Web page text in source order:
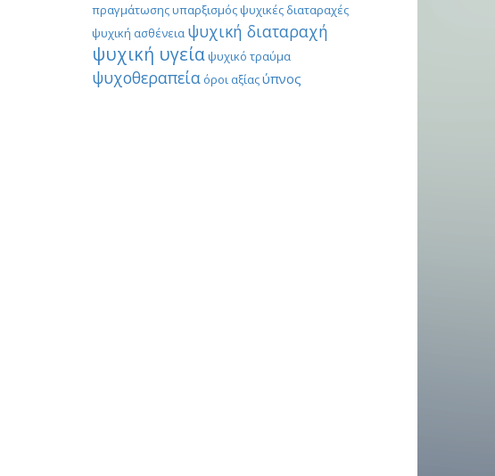
πραγμάτωσηςυπαρξισμόςψυχικές διαταραχές
ψυχική ασθένεια ψυχική διαταραχή
ψυχική υγείαψυχικό τραύμα
ψυχοθεραπεία όροι αξίαςύπνος